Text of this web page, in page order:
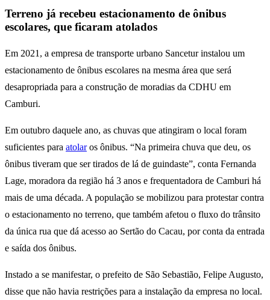
Terreno já recebeu estacionamento de ônibus
escolares, que ficaram atolados
Em 2021, a empresa de transporte urbano Sancetur instalou um
estacionamento de ônibus escolares na mesma área que será
desapropriada para a construção de moradias da CDHU em
Camburi.
Em outubro daquele ano, as chuvas que atingiram o local foram
suficientes para atolaros ônibus. “Na primeira chuva que deu, os
ônibus tiveram que ser tirados de lá de guindaste”, conta Fernanda
Lage, moradora da região há 3 anos e frequentadora de Camburi há
mais de uma década. A população se mobilizou para protestar contra
o estacionamento no terreno, que também afetou o fluxo do trânsito
da única rua que dá acesso ao Sertão do Cacau, por conta da entrada
e saída dos ônibus.
Instado a se manifestar, o prefeito de São Sebastião, Felipe Augusto,
disse que não havia restrições para a instalação da empresa no local.